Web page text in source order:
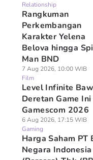
Relationship
Rangkuman
Perkembangan
Karakter Yelena
Belova hingga
Man BND
7 Aug 2026, 10:00 WIB
Film
Level Infinite
Deretan Game Ini
Gamescom 2026
6 Aug 2026, 17:15 WIB
Gaming
Harga Saham PT
Negara Indonesia